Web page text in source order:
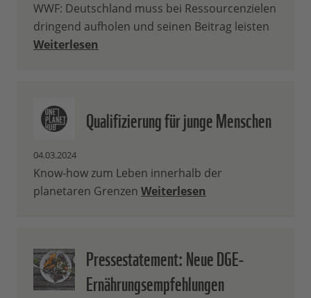
WWF: Deutschland muss bei Ressourcenzielen
dringend aufholen und seinen Beitrag leisten
Weiterlesen
Qualifizierung für junge Menschen
04.03.2024
Know-how zum Leben innerhalb der
planetaren Grenzen Weiterlesen
Pressestatement: Neue DGE-
Ernährungsempfehlungen